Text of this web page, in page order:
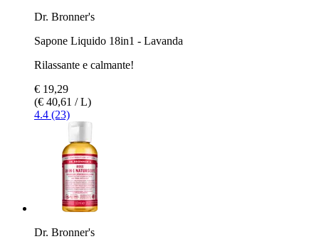
Dr. Bronner's
Sapone Liquido 18in1 - Lavanda
Rilassante e calmante!
€ 19,29
(€ 40,61 / L)
4.4 (23)
Dr. Bronner's